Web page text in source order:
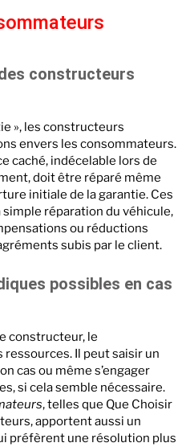
constructeurs
», les constructeurs
envers les consommateurs.
caché, indécelable lors de
doit être réparé même
initiale de la garantie. Ces
réparation du véhicule,
ou réductions
subis par le client.
possibles en cas
constructeur, le
ressources. Il peut saisir un
cas ou même s’engager
si cela semble nécessaire.
, telles que Que Choisir
apportent aussi un
préfèrent une résolution plus